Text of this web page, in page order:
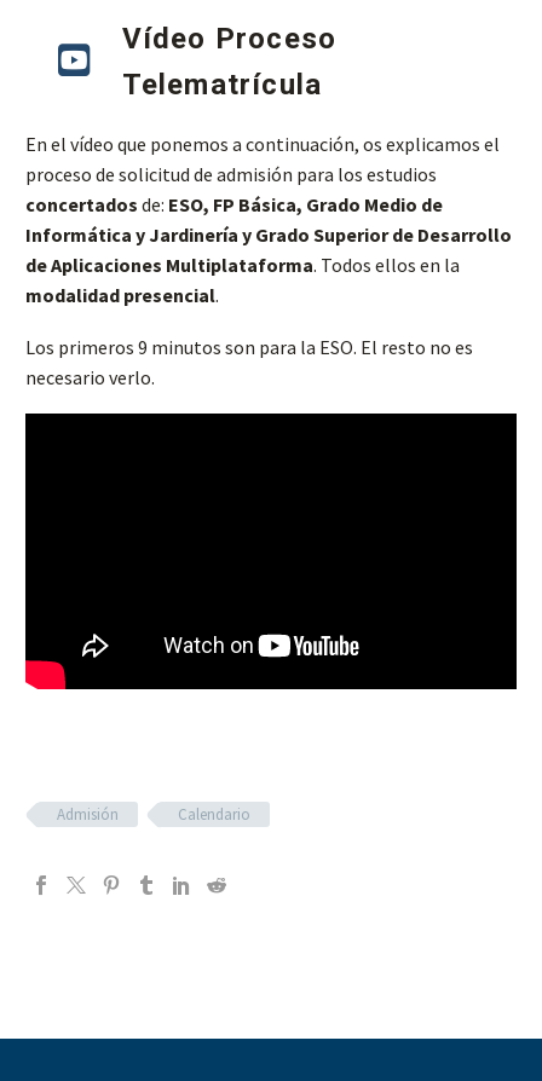
Vídeo Proceso
Telematrícula
En el vídeo que ponemos a continuación, os explicamos el
proceso de solicitud de admisión para los estudios
concertados de: ESO, FP Básica, Grado Medio de
Informática y Jardinería y Grado Superior de Desarrollo
de Aplicaciones Multiplataforma. Todos ellos en la
modalidad presencial.
Los primeros 9 minutos son para la ESO. El resto no es
necesario verlo.
Admisión Calendario